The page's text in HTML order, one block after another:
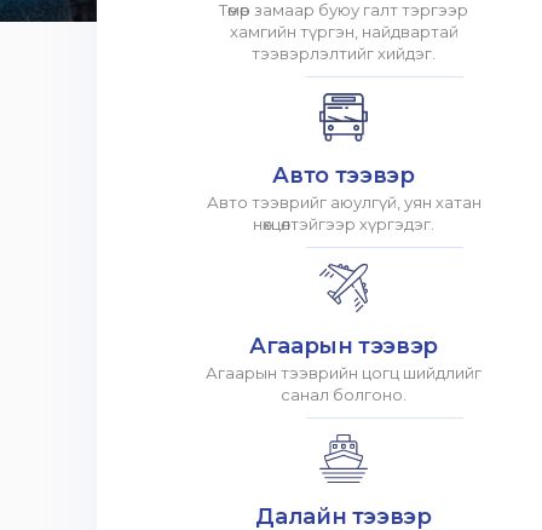
Төмөр замаар буюу галт тэргээр
хамгийн түргэн, найдвартай
тээвэрлэлтийг хийдэг.
Авто тээвэр
Авто тээврийг аюулгүй, уян хатан
нөхцөлтэйгээр хүргэдэг.
Агаарын тээвэр
Агаарын тээврийн цогц шийдлийг
санал болгоно.
Далайн тээвэр